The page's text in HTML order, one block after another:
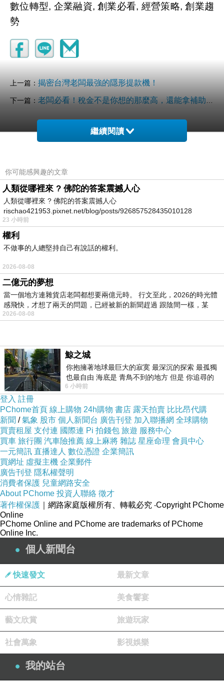
數位轉型, 企業融資, 創業必看, 經營策略, 創業趨
勢
上一篇： 揭密台灣老闆最強的隱形提款機！
下一篇： 老闆必看！稅金不是你想的那麼高，還能拿補助、貸款，讓小店變大店！
繼續閱讀
你可能感興趣的文章
人類從哪裡來 ? 佛陀的答案震撼人心
人類從哪裡來 ? 佛陀的答案震撼人心
rischao421953.pixnet.net/blog/posts/926857528435010128
23 小時前
權利
不做事的人總堅持自己有說話的權利。
2026-08-08
二億元的夢想
當一個地方連雜貨店老闆都想要兩億元時。 行文至此，2026的時光體
感飛快，才想了兩天的問題，已經被新的新聞趕過 跟陰間一樣，某
2026-08-08
鯨之城
你抱擁著地球最巨大的寂寞 最深沉的探索 最孤獨
也最自由 海底是 青鳥不到的地方 但是 你追尋的
幸福 可以比珍珠更
6 小時前
登入 註冊
PChome首頁 線上購物 24h購物 書店 露天拍賣 比比昂代購
新聞 /氣象 股市 個人新聞台 廣告刊登 加入聯播網 全球購物
買賣租屋 支付連 國際連 Pi 拍錢包 旅遊 服務中心
買車 旅行團 汽車險推薦 線上麻將 雜誌 星座命理 會員中心
一元簡訊 直播達人 數位憑證 企業簡訊
買網址 虛擬主機 企業郵件
廣告刊登 隱私權聲明
消費者保護 兒童網路安全
About PChome 投資人聯絡 徵才
著作權保護 ｜網路家庭版權所有、轉載必究 ‧Copyright PChome
Online
PChome Online and PChome are trademarks of PChome
Online Inc.
個人新聞台
快速發文 最新文章
心情雜記 美食饗宴
藝文欣賞 旅遊玩家
社會萬象 影視娛樂
我的站台